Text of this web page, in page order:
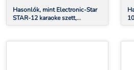
Hasonlók, mint Electronic-Star
STAR-12 karaoke szett,
hangfalak, drótnélküli mikrofon